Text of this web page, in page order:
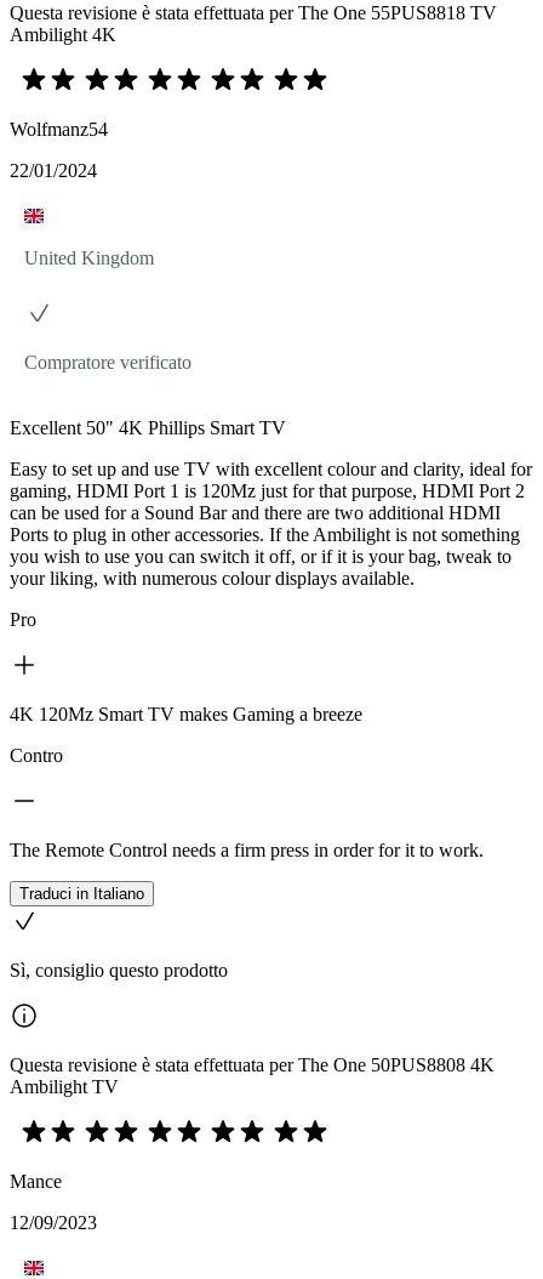
Questa revisione è stata effettuata per The One 55PUS8818 TV
Ambilight 4K
Wolfmanz54
22/01/2024
United Kingdom
Compratore verificato
Excellent 50" 4K Phillips Smart TV
Easy to set up and use TV with excellent colour and clarity, ideal for
gaming, HDMI Port 1 is 120Mz just for that purpose, HDMI Port 2
can be used for a Sound Bar and there are two additional HDMI
Ports to plug in other accessories. If the Ambilight is not something
you wish to use you can switch it off, or if it is your bag, tweak to
your liking, with numerous colour displays available.
Pro
4K 120Mz Smart TV makes Gaming a breeze
Contro
The Remote Control needs a firm press in order for it to work.
Traduci in Italiano
Sì, consiglio questo prodotto
Questa revisione è stata effettuata per The One 50PUS8808 4K
Ambilight TV
Mance
12/09/2023